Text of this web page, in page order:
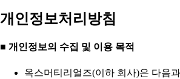
개인정보처리방침
■ 개인정보의 수집 및 이용 목적
옥스머티리얼즈(이하 회사)은 다음